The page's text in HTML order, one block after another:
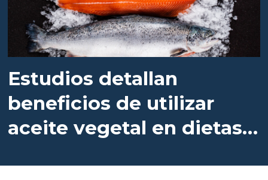
Estudios detallan
beneficios de utilizar
aceite vegetal en dietas